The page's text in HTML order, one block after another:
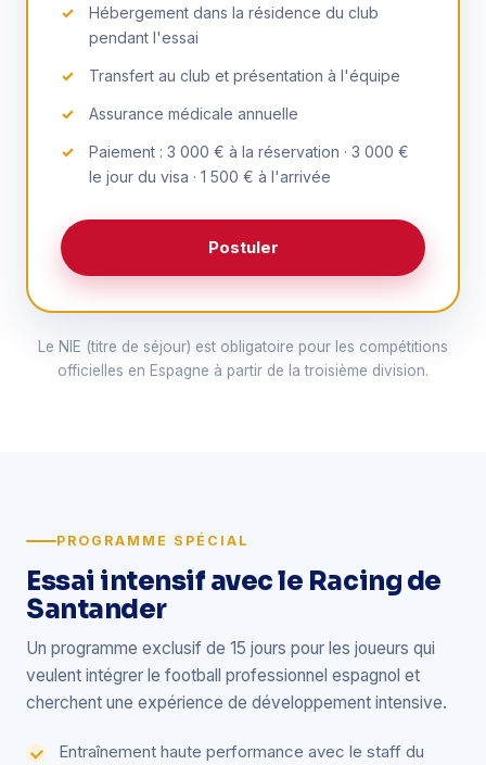
Hébergement dans la résidence du club
pendant l'essai
Transfert au club et présentation à l'équipe
Assurance médicale annuelle
Paiement : 3 000 € à la réservation · 3 000 €
le jour du visa · 1 500 € à l'arrivée
Postuler
Le NIE (titre de séjour) est obligatoire pour les compétitions
officielles en Espagne à partir de la troisième division.
PROGRAMME SPÉCIAL
Essai intensif avec le Racing de
Santander
Un programme exclusif de 15 jours pour les joueurs qui
veulent intégrer le football professionnel espagnol et
cherchent une expérience de développement intensive.
Entraînement haute performance avec le staff du